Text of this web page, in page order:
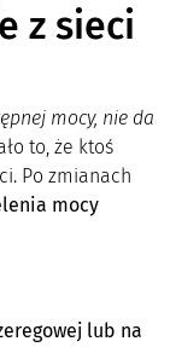
z sieci
mocy, nie da
to, że ktoś
Po zmianach
mocy
lub na